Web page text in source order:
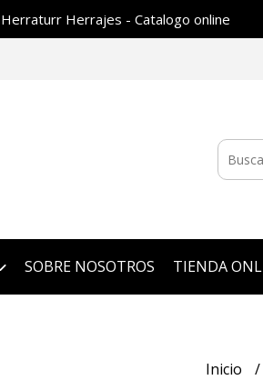
Herraturr Herrajes - Catalogo online
SOBRE NOSOTROS TIENDA
Inicio